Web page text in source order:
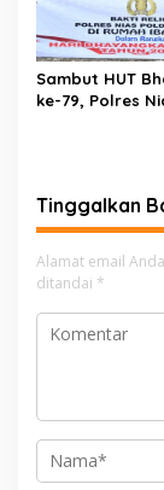
Sambut HUT
ke-79, Polres
Tinggalkan
Alamat email
ditandai *